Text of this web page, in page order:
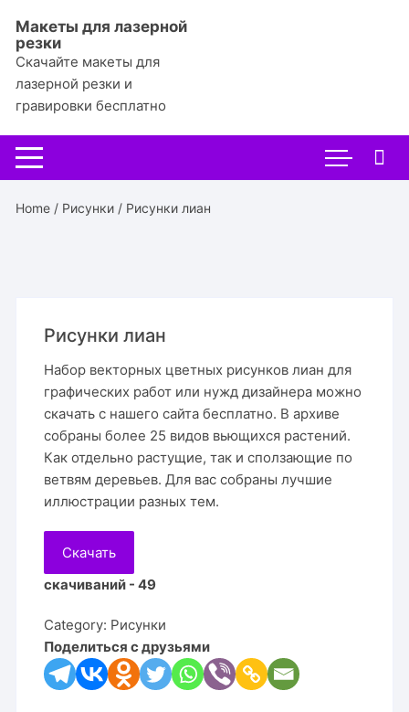
содержимому
Макеты для лазерной
резки
Скачайте макеты для
лазерной резки и
гравировки бесплатно
Home / Рисунки / Рисунки лиан
Рисунки лиан
Набор векторных цветных рисунков лиан для
графических работ или нужд дизайнера можно
скачать с нашего сайта бесплатно. В архиве
собраны более 25 видов вьющихся растений.
Как отдельно растущие, так и сползающие по
ветвям деревьев. Для вас собраны лучшие
иллюстрации разных тем.
Скачать
скачиваний - 49
Category: Рисунки
Поделиться с друзьями